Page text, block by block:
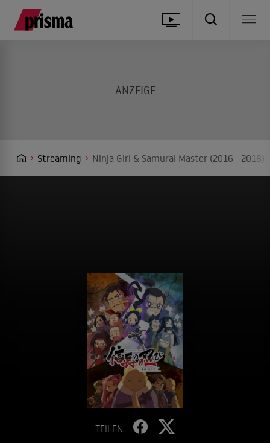
Streaming Ninja Girl & Samurai Master (2016 -
TEILEN